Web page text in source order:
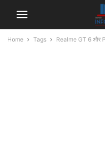
Home Tags Realme GT 6 और